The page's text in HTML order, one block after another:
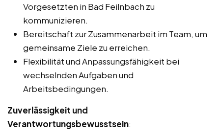
Vorgesetzten in Bad Feilnbach zu
kommunizieren.
Bereitschaft zur Zusammenarbeit im Team, um
gemeinsame Ziele zu erreichen.
Flexibilität und Anpassungsfähigkeit bei
wechselnden Aufgaben und
Arbeitsbedingungen.
Zuverlässigkeit und
Verantwortungsbewusstsein: